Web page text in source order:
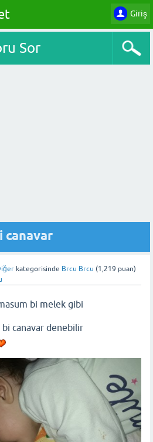
Giriş
Sor
canavar
kategorisinde Brcu Brcu (1,219 puan)
bi melek gibi
bi canavar denebilir